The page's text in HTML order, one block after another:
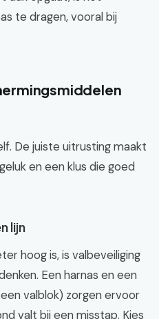
te dragen, vooral bij
De juiste uitrusting maakt
en een klus die goed
lijn
hoog is, is valbeveiliging
Een harnas en een
valblok) zorgen ervoor
valt bij een misstap. Kies